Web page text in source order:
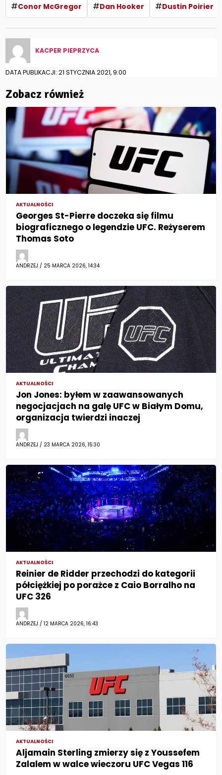
#Conor McGregor #Dan Hooker #Dustin Poirier
KACPER PIEPRZYCA
DATA PUBLIKACJI: 21 STYCZNIA 2021, 9:00
Zobacz również
AKTUALNOŚCI
Georges St-Pierre doczeka się filmu
biograficznego o legendzie UFC. Reżyserem
Thomas Soto
ANDRZEJ / 25 MARCA 2026, 14:34
AKTUALNOŚCI
Jon Jones: byłem w zaawansowanych
negocjacjach na galę UFC w Białym Domu,
organizacja twierdzi inaczej
ANDRZEJ / 23 MARCA 2026, 15:30
AKTUALNOŚCI
Reinier de Ridder przechodzi do kategorii
półciężkiej po porażce z Caio Borralho na
UFC 326
ANDRZEJ / 12 MARCA 2026, 16:43
AKTUALNOŚCI
Aljamain Sterling zmierzy się z Youssefem
Zalalem w walce wieczoru UFC Vegas 116